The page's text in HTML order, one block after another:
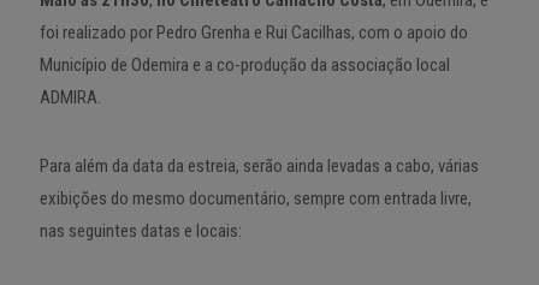
foi realizado por Pedro Grenha e Rui Cacilhas, com o apoio do
Município de Odemira e a co-produção da associação local
ADMIRA.
Para além da data da estreia, serão ainda levadas a cabo, várias
exibições do mesmo documentário, sempre com entrada livre,
nas seguintes datas e locais: